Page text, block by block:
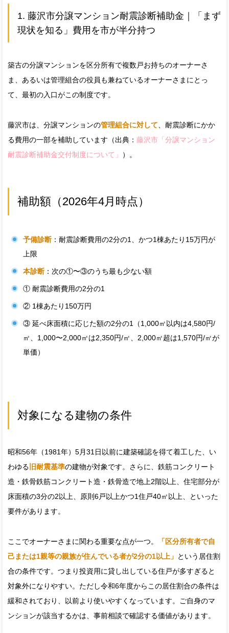
1. 藤沢市分譲マンション耐震診断補助金｜「まず
現状を知る」費用を市が半分持つ
築古の分譲マンションを区分所有で複数戸お持ちのオーナーさ
ま、あるいは管理組合の役員も兼ねているオーナーさまにとっ
て、最初の入口がこの制度です。
藤沢市は、分譲マンションの管理組合に対して 、耐震診断にかか
る費用の一部を補助しています（出典： 藤沢市「分譲マンション
耐震診断補助金交付制度について」
）。
補助額（2026年4月時点）
予備診断 ：耐震診断費用の2分の1、かつ1棟あたり15万円が
上限
本診断 ：次の①〜③のうち最も少ない額
① 耐震診断費用の2分の1
② 1棟あたり150万円
③ 延べ床面積に応じた額の2分の1（1,000㎡以内は4,580円/
㎡、1,000〜2,000㎡は2,350円/㎡、2,000㎡超は1,570円/㎡が
単価）
対象になる建物の条件
昭和56年（1981年）5月31日以前に建築確認を得て着工した、い
わゆる 旧耐震基準の建物が対象です。さらに、鉄筋コンクリート
造・鉄骨鉄筋コンクリート造・鉄骨造で地上2階以上、住宅部分が
床面積の3分の2以上、原則6戸以上かつ1住戸40㎡以上、といった
要件があります。
ここでオーナーさまに関わる重要な点が一つ。
「区分所有者で自
己または1親等の親族が住んでいる者が2分の1以上」 という居住割
合の条件です。つまり投資用に貸し出している住戸が多すぎると
対象外になりやすい。ただし令和6年度からこの居住割合の条件は
緩和されており、以前より使いやすくなっています。ご自身のマ
ンションが該当するかは、事前相談で確認する価値があります。